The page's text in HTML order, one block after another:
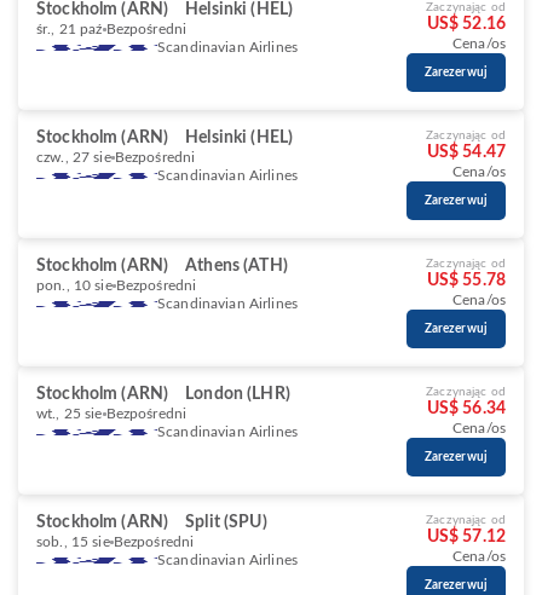
Stockholm (ARN) Helsinki (HEL)
śr., 21 paź Bezpośredni
Scandinavian Airlines
Zaczynając od
US$ 52.16
Cena/os
Zarezerwuj
Stockholm (ARN) Helsinki (HEL)
czw., 27 sie Bezpośredni
Scandinavian Airlines
Zaczynając od
US$ 54.47
Cena/os
Zarezerwuj
Stockholm (ARN) Athens (ATH)
pon., 10 sie Bezpośredni
Scandinavian Airlines
Zaczynając od
US$ 55.78
Cena/os
Zarezerwuj
Stockholm (ARN) London (LHR)
wt., 25 sie Bezpośredni
Scandinavian Airlines
Zaczynając od
US$ 56.34
Cena/os
Zarezerwuj
Stockholm (ARN) Split (SPU)
sob., 15 sie Bezpośredni
Scandinavian Airlines
Zaczynając od
US$ 57.12
Cena/os
Zarezerwuj